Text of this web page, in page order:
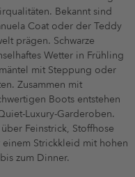
Bekannt sind
Coat oder der Teddy
prägen. Schwarze
Wetter in Frühling
mit Steppung oder
Zusammen mit
Boots entstehen
Luxury-Garderoben.
Feinstrick, Stoffhose
Strickkleid mit hohen
zum Dinner.